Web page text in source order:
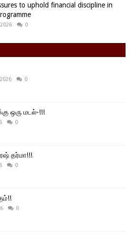
to uphold financial discipline in
0
0
ஒரு மடல்-!!!
0
தர்மா!!!
0
0